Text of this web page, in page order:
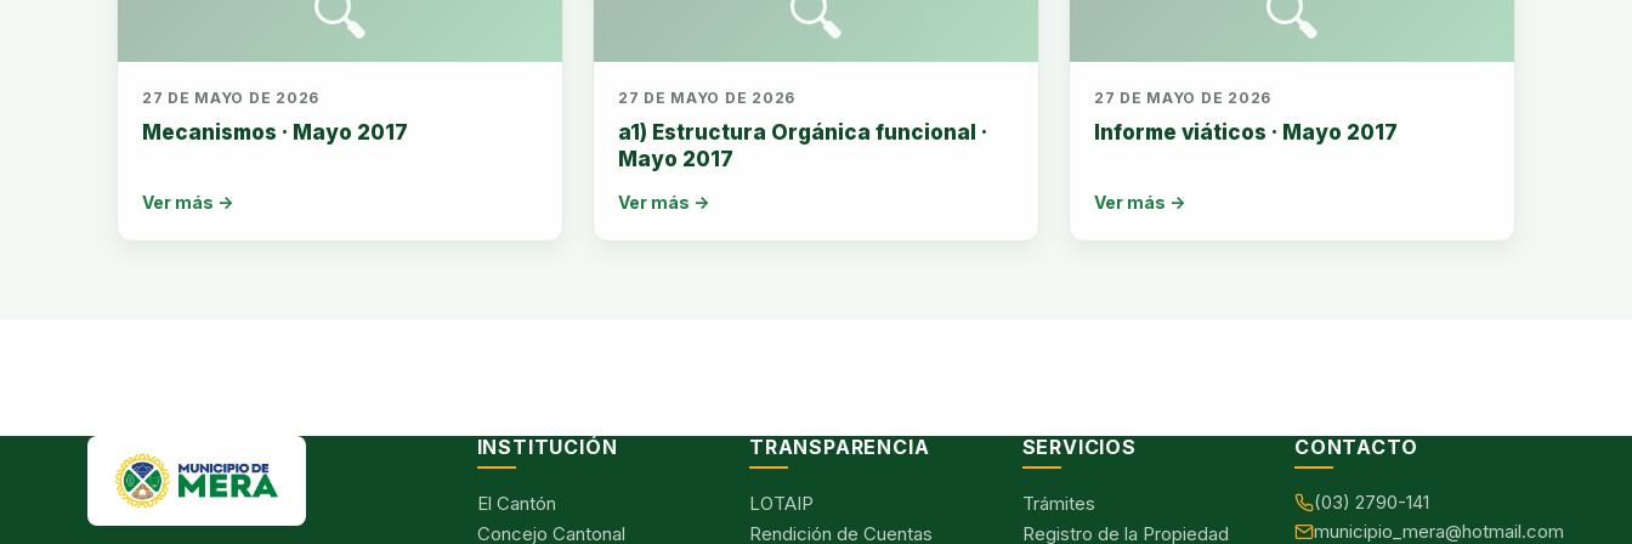
🔍
27 DE MAYO DE 2026
Mecanismos · Mayo 2017
Ver más →
🔍
27 DE MAYO DE 2026
a1) Estructura Orgánica funcional ·
Mayo 2017
Ver más →
🔍
27 DE MAYO DE 2026
Informe viáticos · Mayo 2017
Ver más →
INSTITUCIÓN
El Cantón
Concejo Cantonal
TRANSPARENCIA
LOTAIP
Rendición de Cuentas
SERVICIOS
Trámites
Registro de la Propiedad
CONTACTO
(03) 2790-141
municipio_mera@hotmail.com